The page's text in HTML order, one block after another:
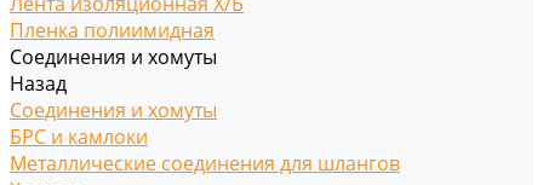
Пленка полиимидная
Соединения и хомуты
Назад
Соединения и хомуты
БРС и камлоки
Металлические соединения для шлангов